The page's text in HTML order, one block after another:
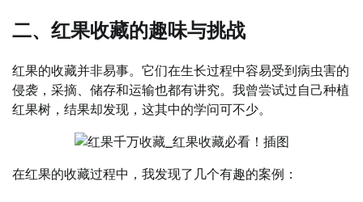
二、红果收藏的趣味与挑战
红果的收藏并非易事。它们在生长过程中容易受到病虫害的
侵袭，采摘、储存和运输也都有讲究。我曾尝试过自己种植
红果树，结果却发现，这其中的学问可不少。
在红果的收藏过程中，我发现了几个有趣的案例：